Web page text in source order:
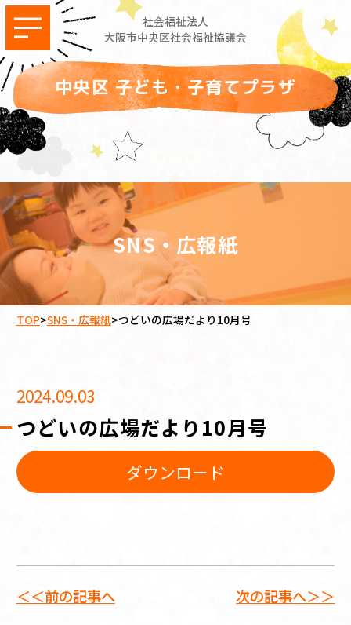
社会福祉法人
大阪市中央区社会福祉協議会
中央区 子ども・子育てプラザ
SNS・広報紙
TOP>SNS・広報紙>つどいの広場だより10月号
2024.09.03
つどいの広場だより10月号
ダウンロード
＜＜前の記事へ 次の記事へ＞＞